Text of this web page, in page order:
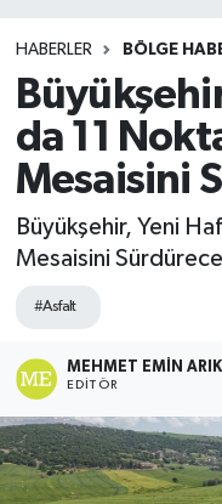
HABERLER BÖLGE
da 11
Mesaisini
Büyükşehir, Yeni
Mesaisini
#Asfalt
MEHMET EMIN
EDITÖR
Tüm Manşetler
Son Dakika